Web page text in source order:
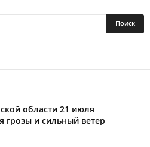
области 21 июля
грозы и сильный ветер